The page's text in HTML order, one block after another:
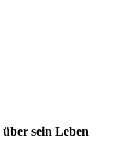
sein Leben